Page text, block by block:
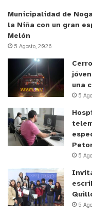
Municipalidad de
la Niña con un gran
Melón
5 Agosto, 2026
una
5
5
5